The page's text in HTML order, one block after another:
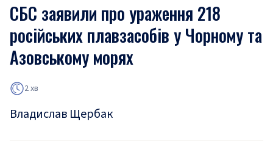
СБС заявили про ураження 218
російських плавзасобів у Чорному та
Азовському морях
2 хв
Владислав Щербак